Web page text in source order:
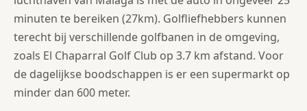
minuten te bereiken (27km). Golfliefhebbers kunnen
terecht bij verschillende golfbanen in de omgeving,
zoals El Chaparral Golf Club op 3.7 km afstand. Voor
de dagelijkse boodschappen is er een supermarkt op
minder dan 600 meter.